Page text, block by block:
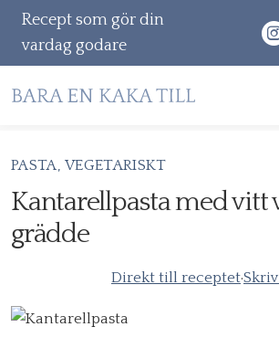
Recept som gör din
vardag godare
Gå
till
innehåll
RECEPT
OM MIG
efter:
PASTA VEGETARISKT
Kantarellpasta med vitt
grädde
Direkt till receptet·